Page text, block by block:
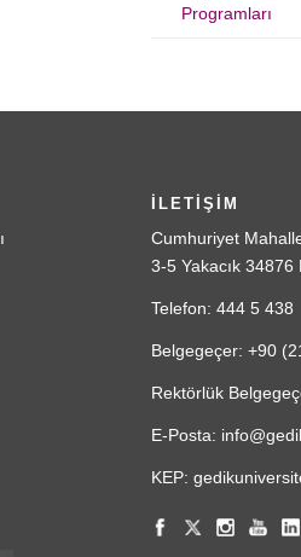
Programları
İLETİŞİM
Cumhuriyet
3-5 Yakacık
Telefon: 444 5 438
Belgegeçer: +90
Rektörlük
E-Posta:
KEP: